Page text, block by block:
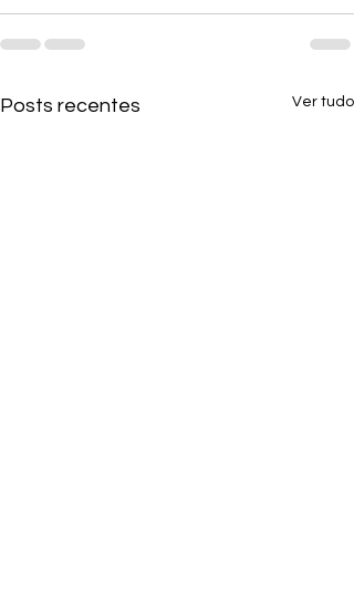
Posts recentes Ver tudo